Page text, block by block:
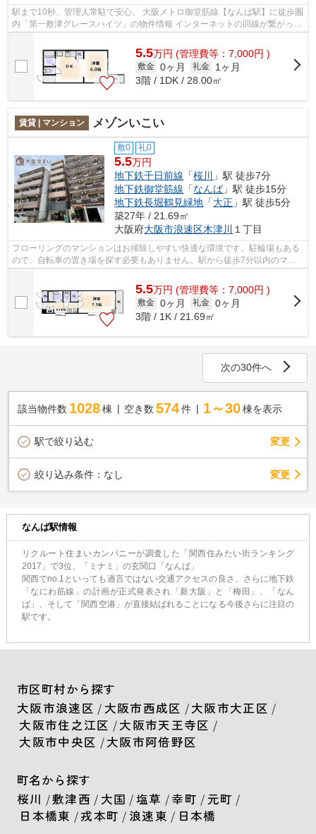
駅まで10秒、管理人常駐で安心。 大阪メトロ御堂筋線【なんば駅】に徒歩圏
内「第一敷津グレースハイツ」の物件情報 インターネットの回線が繋がって
5.5万円 (管理費等：7,000円 )
敷金 0ヶ月 礼金
1ヶ月
3階 / 1DK / 28.00㎡
賃貸 | マンション メゾンいこい
敷0 礼0
5.5万円
地下鉄千日前線 「桜川
」駅 徒歩7分
地下鉄御堂筋線 「なんば」駅 徒歩15分
地下鉄長堀鶴見緑地 「大正 」駅 徒歩5分
築27年 / 21.69㎡
大阪府大阪市浪速区木津川 １丁目
フローリングのマンションはお掃除しやすい快適な環境です。駐輪場もある
ので、自転車の置き場を探す必要もありません。駅から徒歩7分以内のマン
5.5万円 (管理費等：7,000円 )
敷金 0ヶ月 礼金 0ヶ月
3階 / 1K / 21.69㎡
次の30件へ
該当物件数 1028棟 空き数 574 件 1～30 棟を表示
駅で絞り込む 変更
絞り込み条件： なし 変更
なんば駅情報
リクルート住まいカンパニーが調査した「関西住みたい街ランキング
2017」で3位、「ミナミ」の玄関口「なんば」
関西でno.1といっても過言ではない交通アクセスの良さ、さらに地下鉄
「なにわ筋線」の計画が正式発表され「新大阪」と「梅田」、「なん
ば」、そして「関西空港」が直接結ばれることになる今後さらに注目の
駅です。
市区町村から探す
大阪市浪速区 / 大阪市西成区 /大阪市大正区 /
大阪市住之江区 /大阪市天王寺区 /
大阪市中央区 /大阪市阿倍野区
町名から探す
桜川 /敷津西 / 大国 /塩草 /幸町 / 元町 /
日本橋東 /戎本町 / 浪速東 / 日本橋